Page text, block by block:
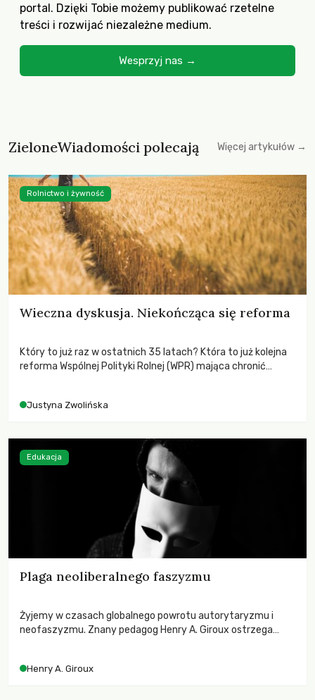
portal. Dzięki Tobie możemy publikować rzetelne
treści i rozwijać niezależne medium.
Wesprzyj nas →
ZieloneWiadomości polecają Więcej artykułów →
Wieczna dyskusja. Niekończąca się reforma
Który to już raz w ostatnich 35 latach? Która to już kolejna
reforma Wspólnej Polityki Rolnej (WPR) mająca chronić
Justyna Zwolińska
Rolnictwo i żywność
Plaga neoliberalnego faszyzmu
Żyjemy w czasach globalnego powrotu autorytaryzmu i
neofaszyzmu. Znany pedagog Henry A. Giroux ostrzega
wychowają świadomych obywateli?
Henry A. Giroux
Edukacja